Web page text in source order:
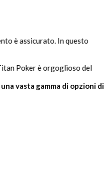
è assicurato. In questo
Poker è orgoglioso del
vasta gamma di opzioni di